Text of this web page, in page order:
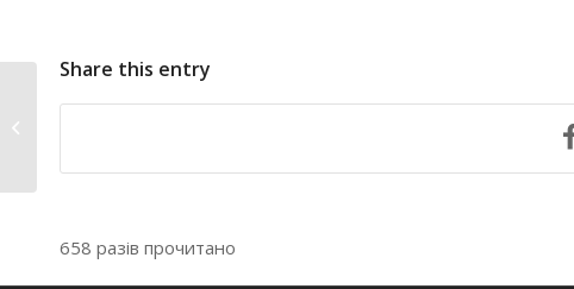
Share this entry
658 разів прочитано
Університет Туган-